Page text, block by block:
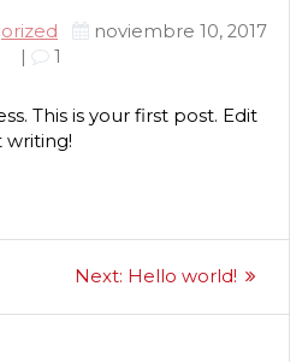
noviembre 10, 2017
|
1
This is your first post. Edit
writing!
Next: Next
Hello world!